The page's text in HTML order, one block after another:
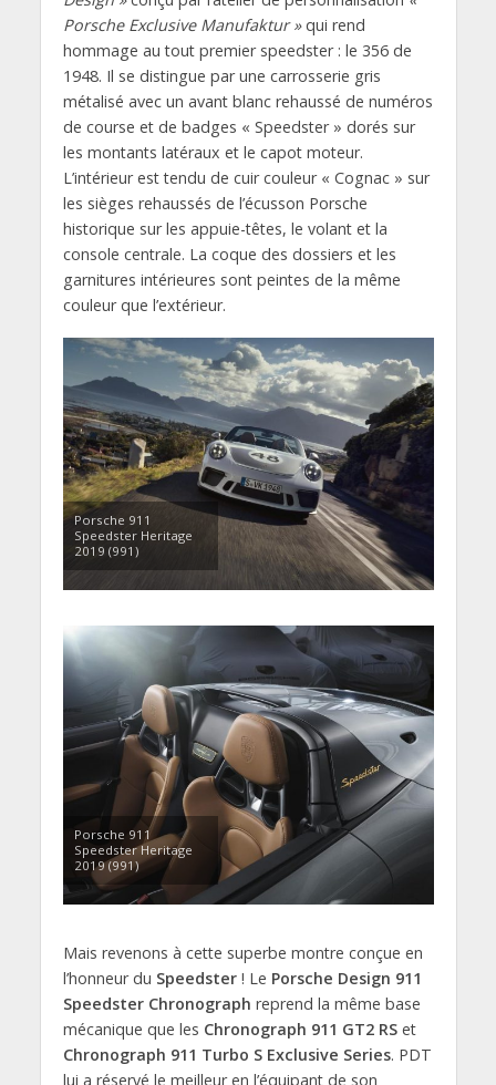
Porsche Exclusive Manufaktur »qui rend
hommage au tout premier speedster : le 356 de
1948. Il se distingue par une carrosserie gris
métalisé avec un avant blanc rehaussé de numéros
de course et de badges « Speedster » dorés sur
les montants latéraux et le capot moteur.
L’intérieur est tendu de cuir couleur « Cognac » sur
les sièges rehaussés de l’écusson Porsche
historique sur les appuie-têtes, le volant et la
console centrale. La coque des dossiers et les
garnitures intérieures sont peintes de la même
couleur que l’extérieur.
Porsche 911
Speedster Heritage
2019 (991)
Porsche 911
Speedster Heritage
2019 (991)
Mais revenons à cette superbe montre conçue en
l’honneur du Speedster! Le Porsche Design 911
Speedster Chronograph reprend la même base
mécanique que les Chronograph 911 GT2 RSet
Chronograph 911 Turbo S Exclusive Series. PDT
lui a réservé le meilleur en l’équipant de son